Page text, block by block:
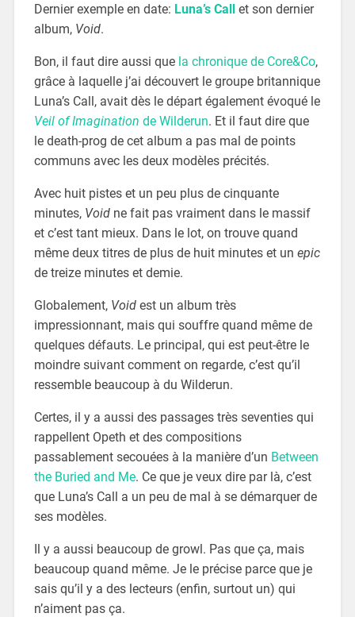
Dernier exemple en date: Luna’s Callet son dernier
album, Void.
Bon, il faut dire aussi que la chronique de Core&Co,
grâce à laquelle j’ai découvert le groupe britannique
Luna’s Call, avait dès le départ également évoqué le
Veil of Imagination de Wilderun. Et il faut dire que
le death-prog de cet album a pas mal de points
communs avec les deux modèles précités.
Avec huit pistes et un peu plus de cinquante
minutes, Voidne fait pas vraiment dans le massif
et c’est tant mieux. Dans le lot, on trouve quand
même deux titres de plus de huit minutes et un epic
de treize minutes et demie.
Globalement, Voidest un album très
impressionnant, mais qui souffre quand même de
quelques défauts. Le principal, qui est peut-être le
moindre suivant comment on regarde, c’est qu’il
ressemble beaucoup à du Wilderun.
Certes, il y a aussi des passages très seventies qui
rappellent Opeth et des compositions
passablement secouées à la manière d’un Between
the Buried and Me. Ce que je veux dire par là, c’est
que Luna’s Call a un peu de mal à se démarquer de
ses modèles.
Il y a aussi beaucoup de growl. Pas que ça, mais
beaucoup quand même. Je le précise parce que je
sais qu’il y a des lecteurs (enfin, surtout un) qui
n’aiment pas ça.